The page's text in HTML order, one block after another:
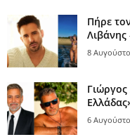
Πήρε
Λιβάνης
8
Γιώργος
6